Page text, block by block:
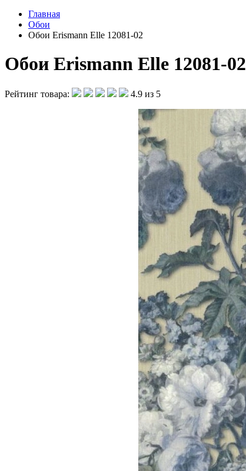
Главная
Обои
Обои Erismann Elle 12081-02
Обои Erismann Elle 12081-02
Рейтинг товара: 4.9 из 5